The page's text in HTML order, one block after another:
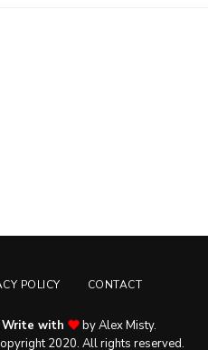
POLICY CONTACT
Write with
by Alex Misty.
2020. All rights reserved.